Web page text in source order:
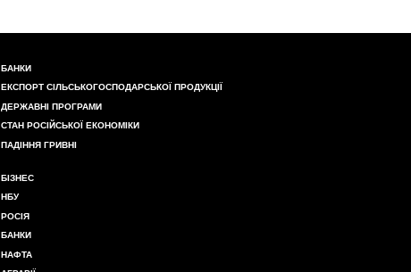
БАНКИ
ЕКСПОРТ СІЛЬСЬКОГОСПОДАРСЬКОЇ ПРОДУКЦІЇ
ДЕРЖАВНІ ПРОГРАМИ
СТАН РОСІЙСЬКОЇ ЕКОНОМІКИ
ПАДІННЯ ГРИВНІ
БІЗНЕС
НБУ
РОСІЯ
БАНКИ
НАФТА